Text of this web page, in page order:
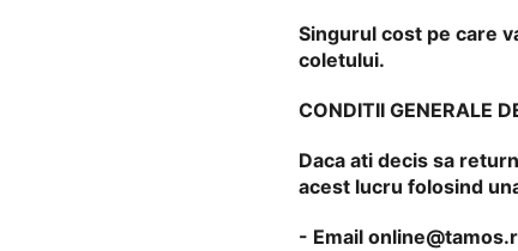
Singurul cost pe care
coletului.
CONDITII GENERALE
Daca ati decis sa
acest lucru folosind
- Email